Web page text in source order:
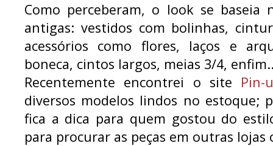
Como perceberam, o look se baseia
antigas: vestidos com bolinhas,
acessórios como flores, laços e
boneca, cintos largos, meias 3/4,
Recentemente encontrei o site Pin-
diversos modelos lindos no estoque;
fica a dica para quem gostou do
para procurar as peças em outras lojas